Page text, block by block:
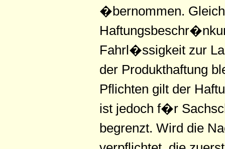
�bernommen.
Fahrl�ssigkeit zur
der Produkthaftung
Pflichten gilt der
ist jedoch f�r
begrenzt. Wird die